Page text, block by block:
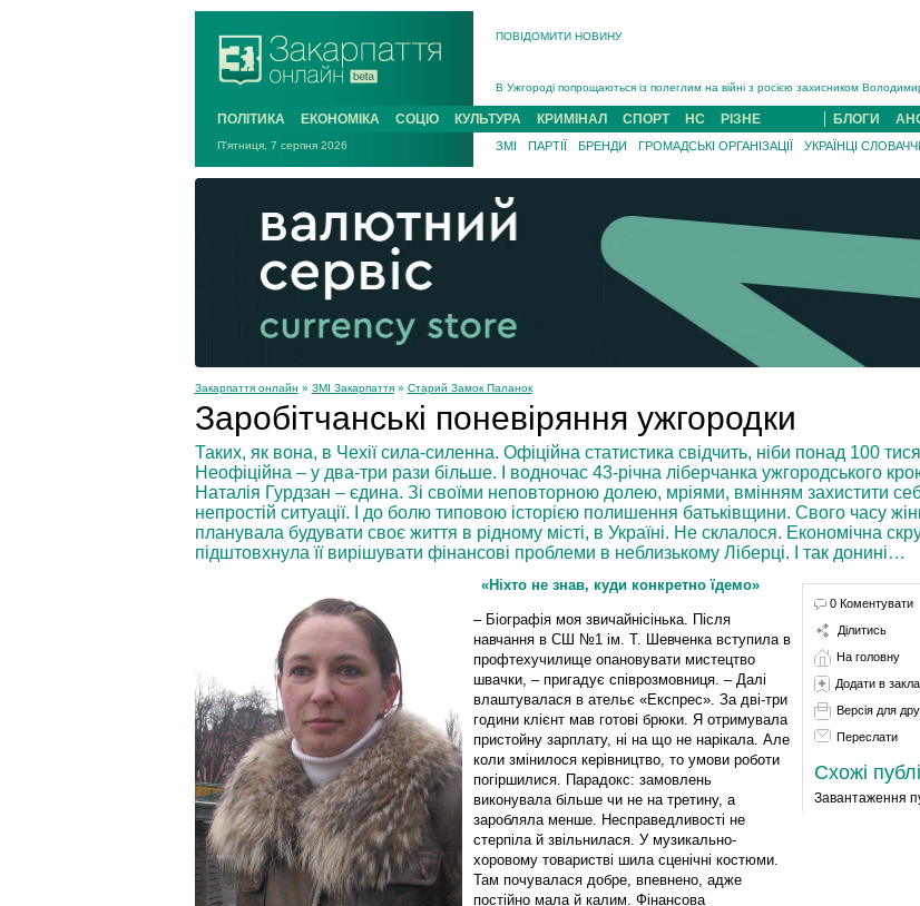
ПОВІДОМИТИ НОВИНУ
В Ужгороді попрощаються із полеглим на війні з росією захисником
В Ужгороді 5 серпня попрощаються із захисником Богданом Югасом, який
Підтвердили загибель захисника із Нанкова на Хустщині Юліана Гербея
На війні з рф поліг військовий з Виноградова Ігнат Роздяловський (ФОТО)...
На Хустщині внаслідок ДТП за участі трьох авто постраждали 13 людей
Інструктора районного ТЦК на Закарпатті судитимуть за обвинувачен...
ПОЛІТИКА ЕКОНОМІКА СОЦІО КУЛЬТУРА КРИМІНАЛ СПОРТ НС РІЗНЕ БЛОГИ
П'ятниця, 7 серпня 2026 ЗМІ ПАРТІЇ БРЕНДИ ГРОМАДСЬКІ ОРГАНІЗАЦІЇ УКРАЇНЦІ
Закарпаття онлайн » ЗМІ Закарпаття» Старий Замок Паланок
Заробітчанські поневіряння ужгородки
Таких, як вона, в Чехії сила-силенна. Офіційна статистика свідчить, ніби понад 100
Неофіційна – у два-три рази більше. І водночас 43-річна ліберчанка ужгородського
Наталія Гурдзан – єдина. Зі своїми неповторною долею, мріями, вмінням захистити
непростій ситуації. І до болю типовою історією полишення батьківщини. Свого часу
планувала будувати своє життя в рідному місті, в Україні. Не склалося. Економічна
підштовхнула її вирішувати фінансові проблеми в неблизькому Ліберці. І так донині…
«Ніхто не знав, куди конкретно їдемо»
– Біографія моя звичайнісінька. Після
навчання в СШ №1 ім. Т. Шевченка вступила в
профтехучилище опановувати мистецтво
швачки, – пригадує співрозмовниця. – Далі
влаштувалася в ательє «Експрес». За дві-три
години клієнт мав готові брюки. Я отримувала
пристойну зарплату, ні на що не нарікала. Але
коли змінилося керівництво, то умови роботи
погіршилися. Парадокс: замовлень
виконувала більше чи не на третину, а
заробляла менше. Несправедливості не
стерпіла й звільнилася. У музикально-
хоровому товаристві шила сценічні костюми.
Там почувалася добре, впевнено, адже
постійно мала й калим. Фінансова
0 Коментувати
Ділитись
На головну
Додати в
Версія для
Переслати
Схожі
Завантаження